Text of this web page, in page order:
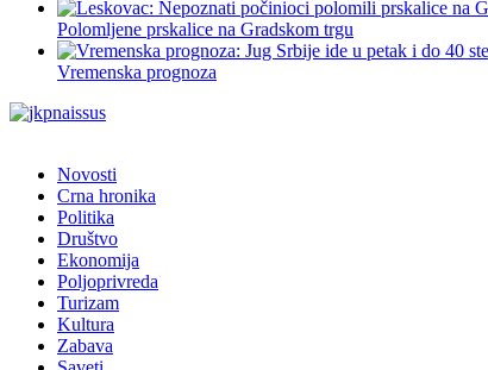
Polomljene prskalice na Gradskom trgu
Vremenska prognoza
Novosti
Crna hronika
Politika
Društvo
Ekonomija
Poljoprivreda
Turizam
Kultura
Zabava